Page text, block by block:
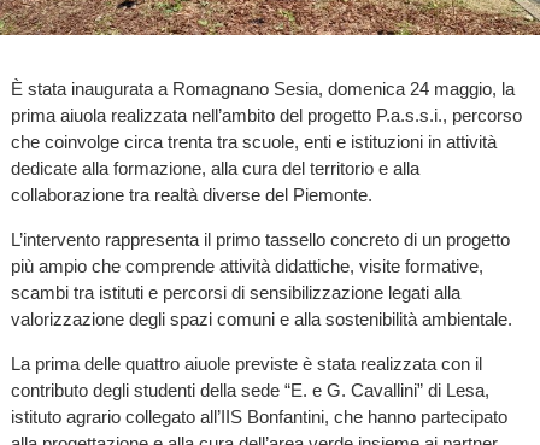
È stata inaugurata a Romagnano Sesia, domenica 24 maggio, la
prima aiuola realizzata nell’ambito del progetto P.a.s.s.i., percorso
che coinvolge circa trenta tra scuole, enti e istituzioni in attività
dedicate alla formazione, alla cura del territorio e alla
collaborazione tra realtà diverse del Piemonte.
L’intervento rappresenta il primo tassello concreto di un progetto
più ampio che comprende attività didattiche, visite formative,
scambi tra istituti e percorsi di sensibilizzazione legati alla
valorizzazione degli spazi comuni e alla sostenibilità ambientale.
La prima delle quattro aiuole previste è stata realizzata con il
contributo degli studenti della sede “E. e G. Cavallini” di Lesa,
istituto agrario collegato all’IIS Bonfantini, che hanno partecipato